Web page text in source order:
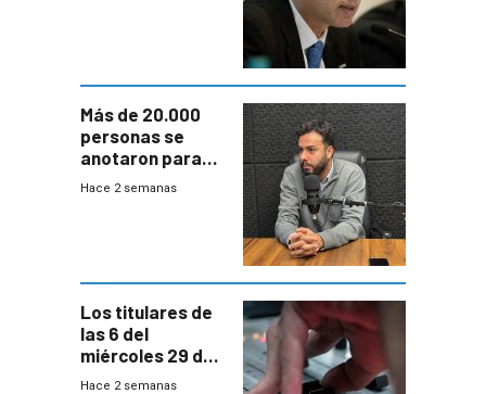
Más de 20.000
personas se
anotaron para
las pruebas
Hace 2 semanas
Los titulares de
las 6 del
miércoles 29 de
julio de 2026
Hace 2 semanas